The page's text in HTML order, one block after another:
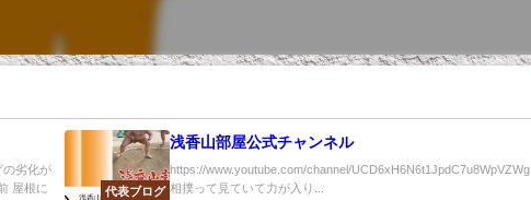
の劣化が
屋根に
代表ブログ
浅香山部屋公式チャンネル
https://www.youtube.com/channel/UCD6xH6N6t1JpdC7u8WpVZWg
相撲って見ていて力が入り...